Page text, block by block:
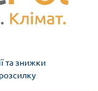
та знижки